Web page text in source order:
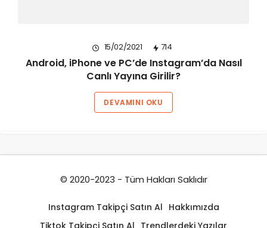
15/02/2021 714
Android, iPhone ve PC’de Instagram’da Nasıl
Canlı Yayına Girilir?
DEVAMINI OKU
© 2020-2023 - Tüm Hakları Saklıdır
Instagram Takipçi Satın Al Hakkımızda
Tiktok Takipçi Satın Al Trendlerdeki Yazılar